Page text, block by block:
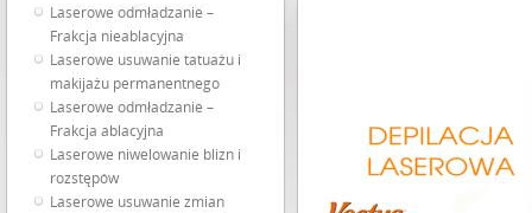
Laserowe odmładzanie –
Frakcja nieablacyjna
Laserowe usuwanie tatuażu i
makijażu permanentnego
Laserowe odmładzanie –
Frakcja ablacyjna
Laserowe niwelowanie blizn i
rozstępów
Laserowe usuwanie zmian